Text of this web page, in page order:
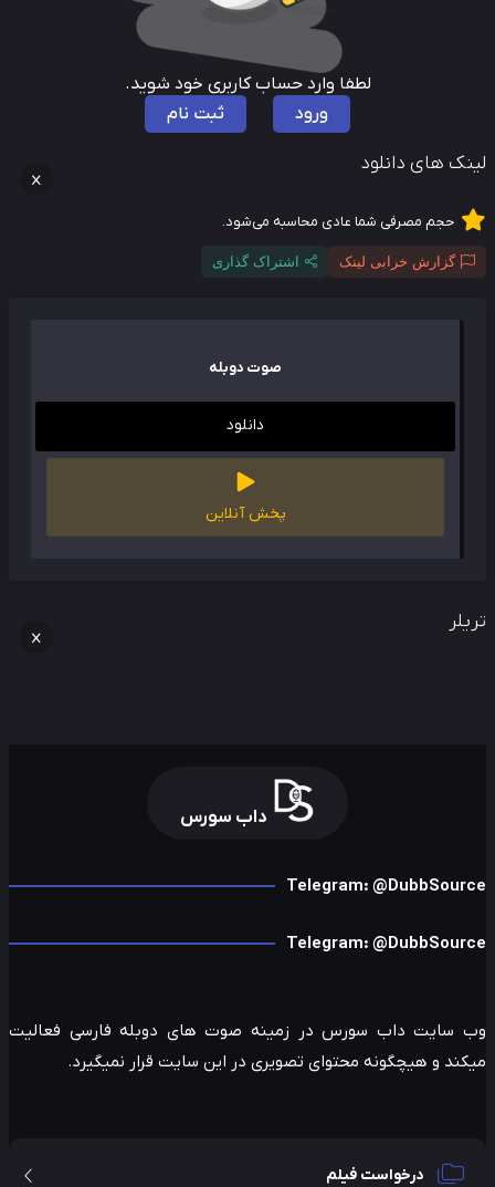
لطفا وارد حساب کاربری خود شوید.
ورود
ثبت نام
های دانلود
حجم مصرفی شما عادی محاسبه می‌شود.
گزارش خرابی لینک اشتراک گذاری
صوت دوبله
دانلود
پخش آنلاین
داب سورس
Telegram:
Telegram:
سایت داب سورس در زمینه صوت های دوبله فارسی فعالیت
و هیچگونه محتوای تصویری در این سایت قرار نمیگیرد.
درخواست فیلم